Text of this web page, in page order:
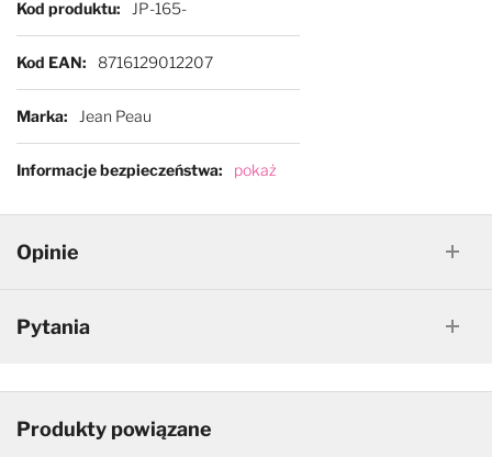
Więcej informacji
Kod produktu JP-165-
Kod EAN 8716129012207
Marka Jean Peau
Informacje bezpieczeństwa pokaż
Opinie
Pytania
Produkty powiązane